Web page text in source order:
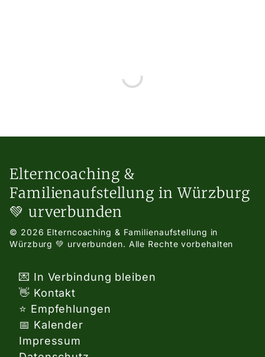
Elterncoaching &
Familienaufstellung in Würzburg
💚 urverbunden
© 2026 Elterncoaching & Familienaufstellung in
Würzburg 💚 urverbunden. Alle Rechte vorbehalten
💌 In Verbindung bleiben
👋 Kontakt
⭐ Empfehlungen
📅 Kalender
Impressum